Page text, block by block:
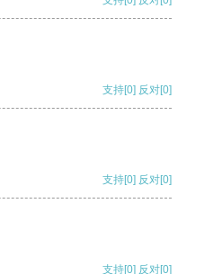
支持[0] 反对[0]
支持[0] 反对[0]
支持[0] 反对[0]